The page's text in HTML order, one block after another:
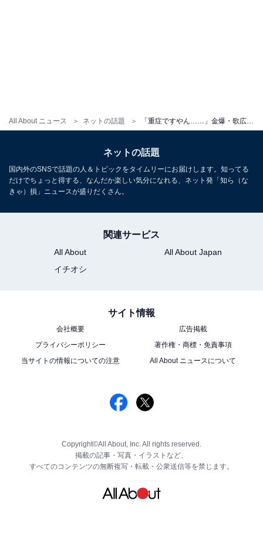
All About ニュース ネットの話題
ネットの話題
国内外のSNSで話題の人＆トピックをタイムリーにお届けします。知ってる
だけでちょっと得する、なんだか楽しい気分になれる、ネット発「知ら（な
きゃ）損」ニュースが盛りだくさん。
関連サービス
All About
All About Japan
イチオシ
サイト情報
会社概要
広告掲載
プライバシーポリシー
著作権・商標・免責事項
当サイトの情報についての注意
All About ニュースについて
Copyright©All About, Inc. All rights reserved.
掲載の記事・写真・イラストなど、
すべてのコンテンツの無断複写・転載・公衆送信等を禁じます。